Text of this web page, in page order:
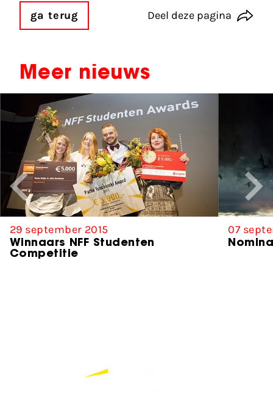
ga terug Deel deze pagina
Meer nieuws
29 september 2015
Winnaars NFF Studenten
Competitie
07